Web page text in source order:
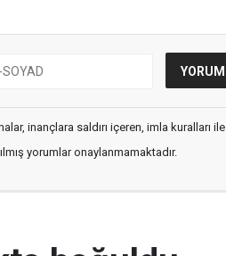
inançlara saldırı içeren, imla kuralları ile
yorumlar onaylanmamaktadır.